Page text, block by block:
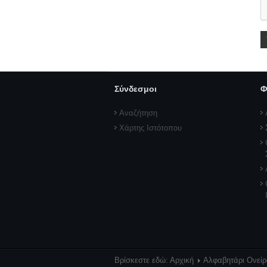
Σύνδεσμοι
Αναζήτηση
Χάρτης Ιστότοπου
Βρίσκεστε εδώ: Αρχική Αλφαβητάρι